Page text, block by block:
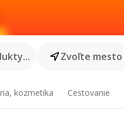
Zvoľte mesto
kozmetika Cestovanie